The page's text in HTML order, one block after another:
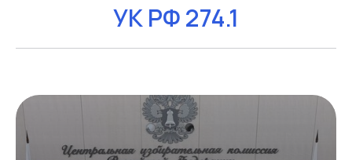
УК РФ 274.1